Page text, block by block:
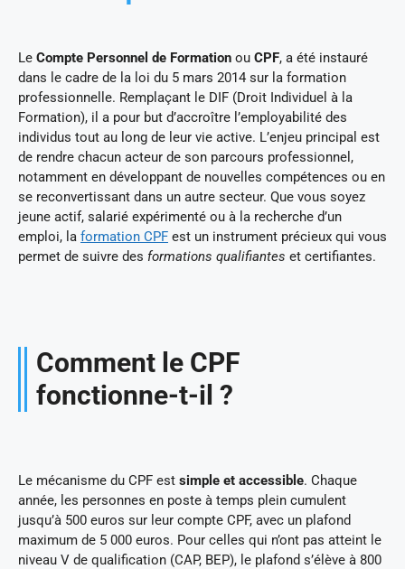
Le Compte Personnel de Formation ou CPF, a été instauré
dans le cadre de la loi du 5 mars 2014 sur la formation
professionnelle. Remplaçant le DIF (Droit Individuel à la
Formation), il a pour but d’accroître l’employabilité des
individus tout au long de leur vie active. L’enjeu principal est
de rendre chacun acteur de son parcours professionnel,
notamment en développant de nouvelles compétences ou en
se reconvertissant dans un autre secteur. Que vous soyez
jeune actif, salarié expérimenté ou à la recherche d’un
emploi, la formation CPF est un instrument précieux qui vous
permet de suivre des formations qualifiantes et certifiantes.
Comment le CPF
fonctionne-t-il ?
Le mécanisme du CPF est simple et accessible. Chaque
année, les personnes en poste à temps plein cumulent
jusqu’à 500 euros sur leur compte CPF, avec un plafond
maximum de 5 000 euros. Pour celles qui n’ont pas atteint le
niveau V de qualification (CAP, BEP), le plafond s’élève à 800